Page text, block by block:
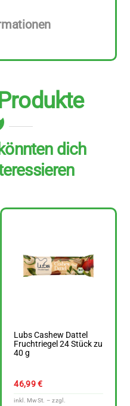
dich
Lubs Cashew Dattel
Fruchtriegel 24 Stück zu
40 g
46,99€